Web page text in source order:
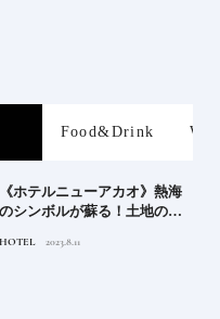
Food&Drink
《ホテルニューアカオ》熱海
のシンボルが蘇る！土地の歴
HOTEL 2023.8.11